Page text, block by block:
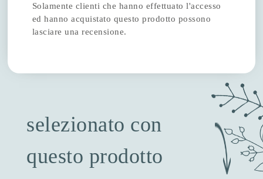
Solamente clienti che hanno effettuato l'accesso
ed hanno acquistato questo prodotto possono
lasciare una recensione.
selezionato con
questo prodotto